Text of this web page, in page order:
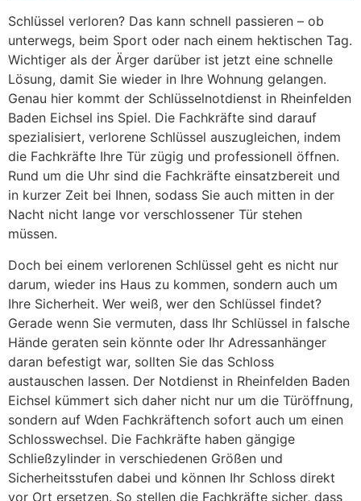
Schlüssel verloren? Das kann schnell passieren – ob
unterwegs, beim Sport oder nach einem hektischen Tag.
Wichtiger als der Ärger darüber ist jetzt eine schnelle
Lösung, damit Sie wieder in Ihre Wohnung gelangen.
Genau hier kommt der Schlüsselnotdienst in Rheinfelden
Baden Eichsel ins Spiel. Die Fachkräfte sind darauf
spezialisiert, verlorene Schlüssel auszugleichen, indem
die Fachkräfte Ihre Tür zügig und professionell öffnen.
Rund um die Uhr sind die Fachkräfte einsatzbereit und
in kurzer Zeit bei Ihnen, sodass Sie auch mitten in der
Nacht nicht lange vor verschlossener Tür stehen
müssen.
Doch bei einem verlorenen Schlüssel geht es nicht nur
darum, wieder ins Haus zu kommen, sondern auch um
Ihre Sicherheit. Wer weiß, wer den Schlüssel findet?
Gerade wenn Sie vermuten, dass Ihr Schlüssel in falsche
Hände geraten sein könnte oder Ihr Adressanhänger
daran befestigt war, sollten Sie das Schloss
austauschen lassen. Der Notdienst in Rheinfelden Baden
Eichsel kümmert sich daher nicht nur um die Türöffnung,
sondern auf Wden Fachkräftench sofort auch um einen
Schlosswechsel. Die Fachkräfte haben gängige
Schließzylinder in verschiedenen Größen und
Sicherheitsstufen dabei und können Ihr Schloss direkt
vor Ort ersetzen. So stellen die Fachkräfte sicher, dass